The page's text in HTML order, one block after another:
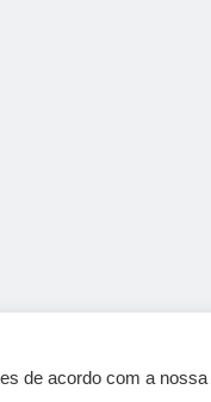
de acordo com a nossa